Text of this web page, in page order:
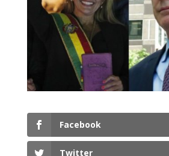
Facebook
Twitter